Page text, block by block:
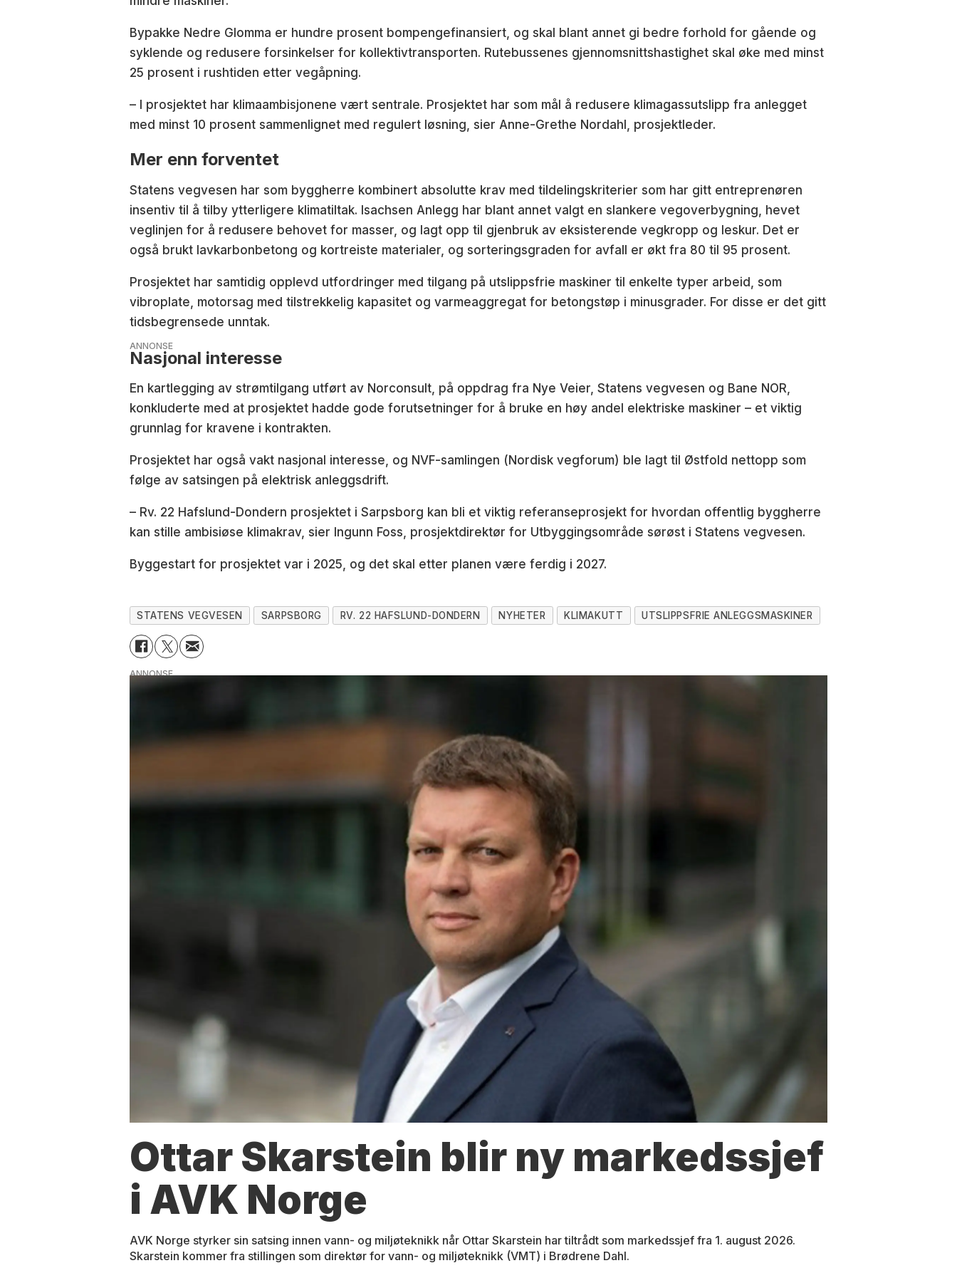
Bypakke Nedre Glomma er hundre prosent bompengefinansiert, og skal blant annet gi bedre forhold for gående og
syklende og redusere forsinkelser for kollektivtransporten. Rutebussenes gjennomsnittshastighet skal øke med minst
25 prosent i rushtiden etter vegåpning.
– I prosjektet har klimaambisjonene vært sentrale. Prosjektet har som mål å redusere klimagassutslipp fra anlegget
med minst 10 prosent sammenlignet med regulert løsning, sier Anne-Grethe Nordahl, prosjektleder.
Mer enn forventet
Statens vegvesen har som byggherre kombinert absolutte krav med tildelingskriterier som har gitt entreprenøren
insentiv til å tilby ytterligere klimatiltak. Isachsen Anlegg har blant annet valgt en slankere vegoverbygning, hevet
veglinjen for å redusere behovet for masser, og lagt opp til gjenbruk av eksisterende vegkropp og leskur. Det er
også brukt lavkarbonbetong og kortreiste materialer, og sorteringsgraden for avfall er økt fra 80 til 95 prosent.
Prosjektet har samtidig opplevd utfordringer med tilgang på utslippsfrie maskiner til enkelte typer arbeid, som
vibroplate, motorsag med tilstrekkelig kapasitet og varmeaggregat for betongstøp i minusgrader. For disse er det gitt
tidsbegrensede unntak.
ANNONSE
Nasjonal interesse
En kartlegging av strømtilgang utført av Norconsult, på oppdrag fra Nye Veier, Statens vegvesen og Bane NOR,
konkluderte med at prosjektet hadde gode forutsetninger for å bruke en høy andel elektriske maskiner – et viktig
grunnlag for kravene i kontrakten.
Prosjektet har også vakt nasjonal interesse, og NVF-samlingen (Nordisk vegforum) ble lagt til Østfold nettopp som
følge av satsingen på elektrisk anleggsdrift.
– Rv. 22 Hafslund-Dondern prosjektet i Sarpsborg kan bli et viktig referanseprosjekt for hvordan offentlig byggherre
kan stille ambisiøse klimakrav, sier Ingunn Foss, prosjektdirektør for Utbyggingsområde sørøst i Statens vegvesen.
Byggestart for prosjektet var i 2025, og det skal etter planen være ferdig i 2027.
STATENS VEGVESEN SARPSBORG RV. 22 HAFSLUND-DONDERN NYHETER KLIMAKUTT UTSLIPPSFRIE ANLEGGSMASKINER
ANNONSE
Ottar Skarstein blir ny markedssjef
i AVK Norge
AVK Norge styrker sin satsing innen vann- og miljøteknikk når Ottar Skarstein har tiltrådt som markedssjef fra 1. august 2026.
Skarstein kommer fra stillingen som direktør for vann- og miljøteknikk (VMT) i Brødrene Dahl.